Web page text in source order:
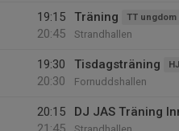
19:15
20:45
Träning TT ungdom
Strandhallen
19:30
20:30
Tisdagsträning
Fornuddshallen
20:15
DJ JAS Träning